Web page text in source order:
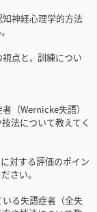
神経心理学的方法
点と，訓練につい
（Wernicke失語）
法について教えてく
対する評価のポイン
さい。
る失語症者（全失